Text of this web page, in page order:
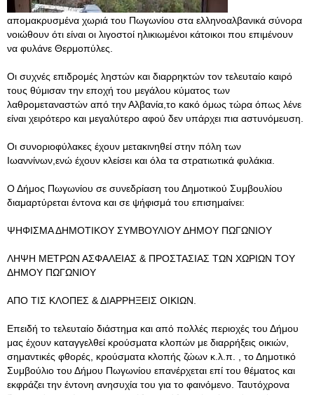
απομακρυσμένα χωριά του Πωγωνίου στα ελληνοαλβανικά σύνορα
νοιώθουν ότι είναι οι λιγοστοί ηλικιωμένοι κάτοικοι που επιμένουν
να φυλάνε Θερμοπύλες.
Οι συχνές επιδρομές ληστών και διαρρηκτών τον τελευταίο καιρό
τους θύμισαν την εποχή του μεγάλου κύματος των
λαθρομεταναστών από την Αλβανία,το κακό όμως τώρα όπως λένε
είναι χειρότερο και μεγαλύτερο αφού δεν υπάρχει πια αστυνόμευση.
Οι συνοριοφύλακες έχουν μετακινηθεί στην πόλη των
Ιωαννίνων,ενώ έχουν κλείσει και όλα τα στρατιωτικά φυλάκια.
Ο Δήμος Πωγωνίου σε συνεδρίαση του Δημοτικού Συμβουλίου
διαμαρτύρεται έντονα και σε ψήφισμά του επισημαίνει:
ΨΗΦΙΣΜΑ ΔΗΜΟΤΙΚΟΥ ΣΥΜΒΟΥΛΙΟΥ ΔΗΜΟΥ ΠΩΓΩΝΙΟΥ
ΛΗΨΗ ΜΕΤΡΩΝ ΑΣΦΑΛΕΙΑΣ & ΠΡΟΣΤΑΣΙΑΣ ΤΩΝ ΧΩΡΙΩΝ ΤΟΥ
ΔΗΜΟΥ ΠΩΓΩΝΙΟΥ
ΑΠΟ ΤΙΣ ΚΛΟΠΕΣ & ΔΙΑΡΡΗΞΕΙΣ ΟΙΚΙΩΝ.
Επειδή το τελευταίο διάστημα και από πολλές περιοχές του Δήμου
μας έχουν καταγγελθεί κρούσματα κλοπών με διαρρήξεις οικιών,
σημαντικές φθορές, κρούσματα κλοπής ζώων κ.λ.π. , το Δημοτικό
Συμβούλιο του Δήμου Πωγωνίου επανέρχεται επί του θέματος και
εκφράζει την έντονη ανησυχία του για το φαινόμενο. Ταυτόχρονα